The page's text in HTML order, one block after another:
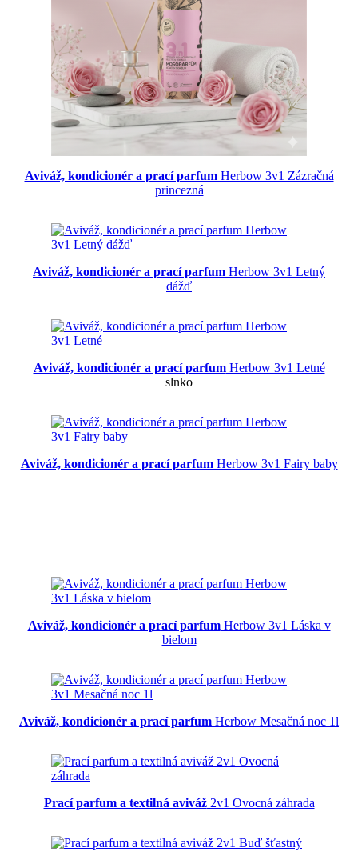
Aviváž, kondicionér a prací parfumHerbow 3v1 Zázračná
princezná
Aviváž, kondicionér a prací parfum Herbow 3v1 Letný
dážď
Aviváž, kondicionér a prací parfumHerbow 3v1 Letné
slnko
Aviváž, kondicionér a prací parfumHerbow 3v1 Fairy baby
Aviváž, kondicionér a prací parfumHerbow 3v1 Láska v
bielom
Aviváž, kondicionér a prací parfum Herbow Mesačná noc 1l
Prací parfum a textilná aviváž2v1 Ovocná záhrada